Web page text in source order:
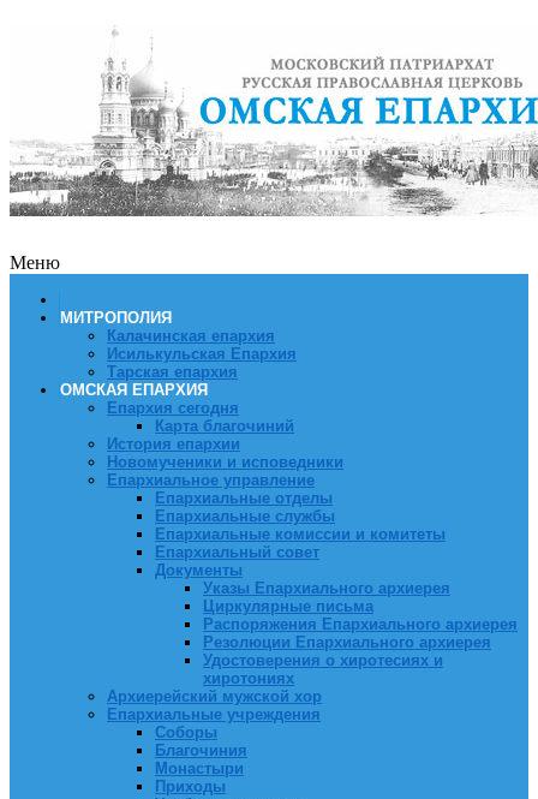
Меню
МИТРОПОЛИЯ
Калачинская епархия
Исилькульская Епархия
Тарская епархия
ОМСКАЯ ЕПАРХИЯ
Епархия сегодня
Карта благочиний
История епархии
Новомученики и исповедники
Епархиальное управление
Епархиальные отделы
Епархиальные службы
Епархиальные комиссии и комитеты
Епархиальный совет
Документы
Указы Епархиального архиерея
Циркулярные письма
Распоряжения Епархиального архиерея
Резолюции Епархиального архиерея
Удостоверения о хиротесиях и
хиротониях
Архиерейский мужской хор
Епархиальные учреждения
Соборы
Благочиния
Монастыри
Приходы